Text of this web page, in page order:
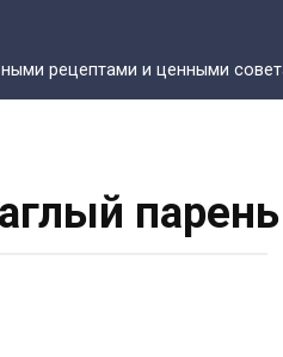
рецептами и ценными
парень